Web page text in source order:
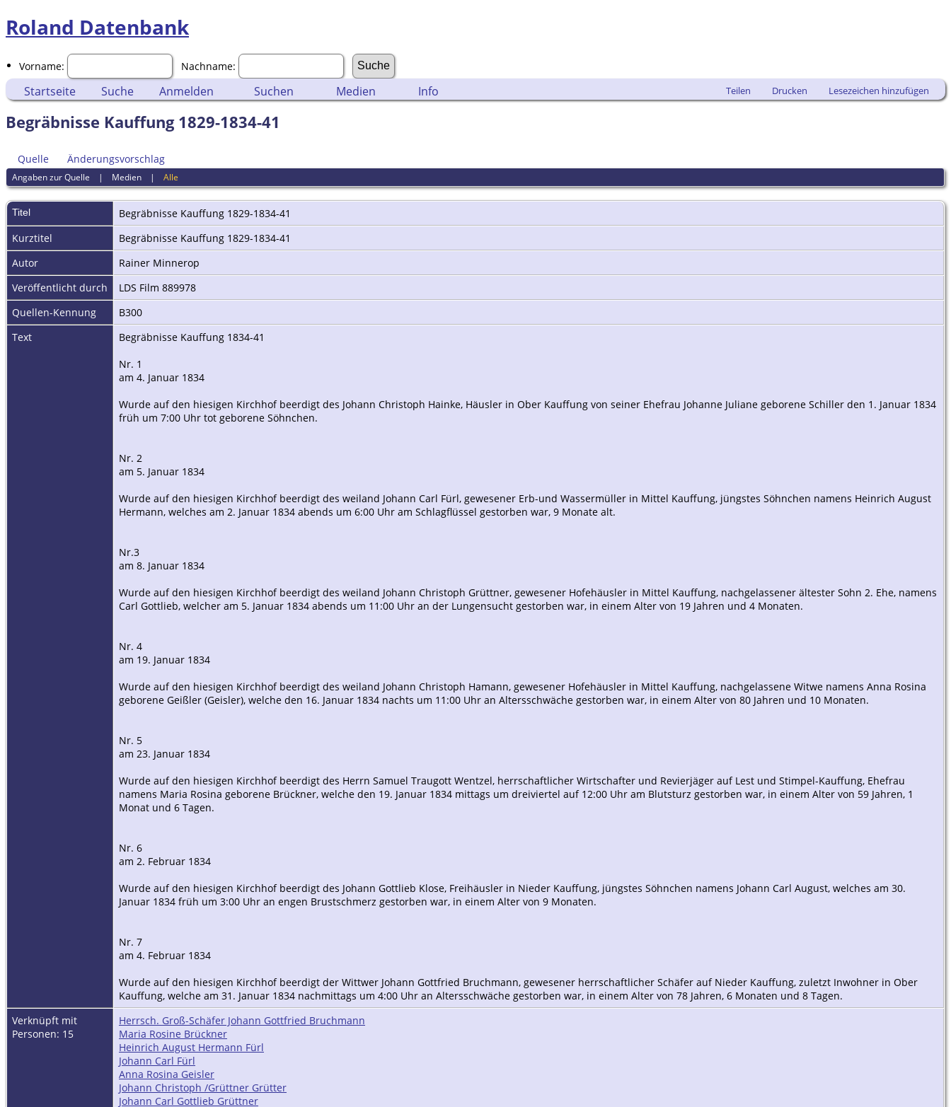
Roland Datenbank
Vorname: Nachname:
Startseite Suche Anmelden Suchen Medien Info Teilen Drucken Lesezeichen hinzufügen
Begräbnisse Kauffung 1829-1834-41
Quelle Änderungsvorschlag
Angaben zur Quelle | Medien |Alle
Titel
Begräbnisse Kauffung 1829-1834-41
Kurztitel
Begräbnisse Kauffung 1829-1834-41
Autor
Rainer Minnerop
Veröffentlicht durch
LDS Film 889978
Quellen-Kennung
B300
Text
Begräbnisse Kauffung 1834-41
Nr. 1
am 4. Januar 1834
Wurde auf den hiesigen Kirchhof beerdigt des Johann Christoph Hainke, Häusler in Ober Kauffung von seiner Ehefrau Johanne Juliane geborene Schiller den 1. Januar 1834
früh um 7:00 Uhr tot geborene Söhnchen.
Nr. 2
am 5. Januar 1834
Wurde auf den hiesigen Kirchhof beerdigt des weiland Johann Carl Fürl, gewesener Erb-und Wassermüller in Mittel Kauffung, jüngstes Söhnchen namens Heinrich August
Hermann, welches am 2. Januar 1834 abends um 6:00 Uhr am Schlagflüssel gestorben war, 9 Monate alt.
Nr.3
am 8. Januar 1834
Wurde auf den hiesigen Kirchhof beerdigt des weiland Johann Christoph Grüttner, gewesener Hofehäusler in Mittel Kauffung, nachgelassener ältester Sohn 2. Ehe, namens
Carl Gottlieb, welcher am 5. Januar 1834 abends um 11:00 Uhr an der Lungensucht gestorben war, in einem Alter von 19 Jahren und 4 Monaten.
Nr. 4
am 19. Januar 1834
Wurde auf den hiesigen Kirchhof beerdigt des weiland Johann Christoph Hamann, gewesener Hofehäusler in Mittel Kauffung, nachgelassene Witwe namens Anna Rosina
geborene Geißler (Geisler), welche den 16. Januar 1834 nachts um 11:00 Uhr an Altersschwäche gestorben war, in einem Alter von 80 Jahren und 10 Monaten.
Nr. 5
am 23. Januar 1834
Wurde auf den hiesigen Kirchhof beerdigt des Herrn Samuel Traugott Wentzel, herrschaftlicher Wirtschafter und Revierjäger auf Lest und Stimpel-Kauffung, Ehefrau
namens Maria Rosina geborene Brückner, welche den 19. Januar 1834 mittags um dreiviertel auf 12:00 Uhr am Blutsturz gestorben war, in einem Alter von 59 Jahren, 1
Monat und 6 Tagen.
Nr. 6
am 2. Februar 1834
Wurde auf den hiesigen Kirchhof beerdigt des Johann Gottlieb Klose, Freihäusler in Nieder Kauffung, jüngstes Söhnchen namens Johann Carl August, welches am 30.
Januar 1834 früh um 3:00 Uhr an engen Brustschmerz gestorben war, in einem Alter von 9 Monaten.
Nr. 7
am 4. Februar 1834
Wurde auf den hiesigen Kirchhof beerdigt der Wittwer Johann Gottfried Bruchmann, gewesener herrschaftlicher Schäfer auf Nieder Kauffung, zuletzt Inwohner in Ober
Kauffung, welche am 31. Januar 1834 nachmittags um 4:00 Uhr an Altersschwäche gestorben war, in einem Alter von 78 Jahren, 6 Monaten und 8 Tagen.
Verknüpft mit
Personen: 15
Herrsch. Groß-Schäfer Johann Gottfried Bruchmann
Maria Rosine Brückner
Heinrich August Hermann Fürl
Johann Carl Fürl
Anna Rosina Geisler
Johann Christoph /Grüttner Grütter
Johann Carl Gottlieb Grüttner